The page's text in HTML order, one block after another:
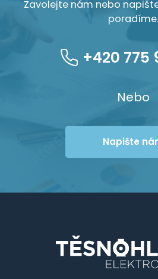
Zavolejte nám nebo
poradíme.
+420 775
Nebo
Napište